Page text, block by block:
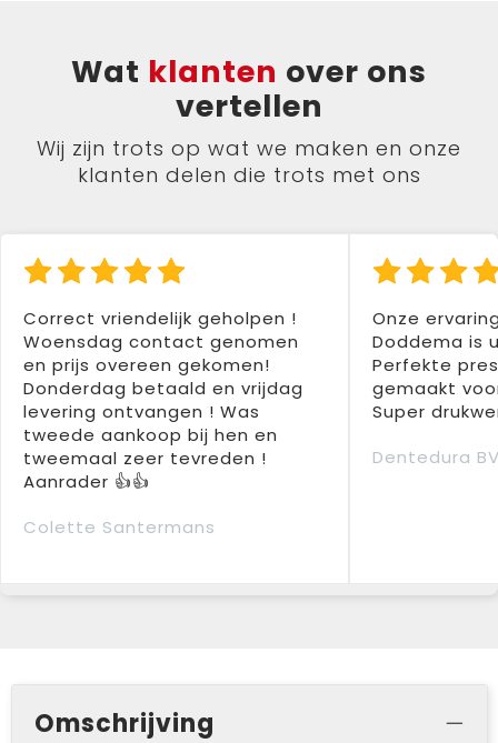
Wat klanten over ons
vertellen
Wij zijn trots op wat we maken en onze
klanten delen die trots met ons
Correct vriendelijk geholpen !
Woensdag contact genomen
en prijs overeen gekomen!
Donderdag betaald en vrijdag
levering ontvangen ! Was
tweede aankoop bij hen en
tweemaal zeer tevreden !
Aanrader 👍👍
Colette Santermans
Onze
Doddema is
Perfekte
gemaakt
Super
Dentedura
Omschrijving